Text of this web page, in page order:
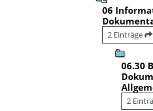
06
2 Einträge
06.30
2